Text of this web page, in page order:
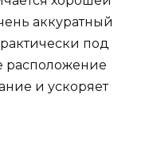
аккуратный
под
расположение
и ускоряет